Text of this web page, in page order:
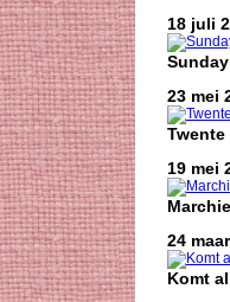
18 juli
23 mei
Twente
19 mei
24
Komt